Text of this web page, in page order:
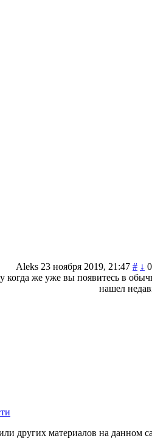
Aleks 23 ноября 2019, 21:47 # ↓ 0
же уже вы появитесь в
нашел
других материалов на данном